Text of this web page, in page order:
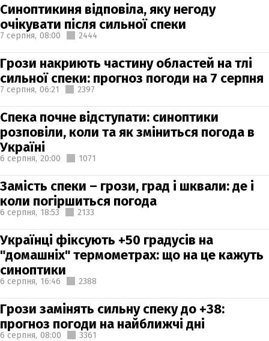
Синоптикиня відповіла, яку негоду
очікувати після сильної спеки
7 серпня, 08:00 2444
Грози накриють частину областей на тлі
сильної спеки: прогноз погоди на 7 серпня
7 серпня, 06:21 2397
Спека почне відступати: синоптики
розповіли, коли та як зміниться погода в
Україні
6 серпня, 20:00 1071
Замість спеки – грози, град і шквали: де і
коли погіршиться погода
6 серпня, 18:53 2133
Українці фіксують +50 градусів на
"домашніх" термометрах: що на це кажуть
синоптики
6 серпня, 16:46 2388
Грози замінять сильну спеку до +38:
прогноз погоди на найближчі дні
6 серпня, 08:00 3361